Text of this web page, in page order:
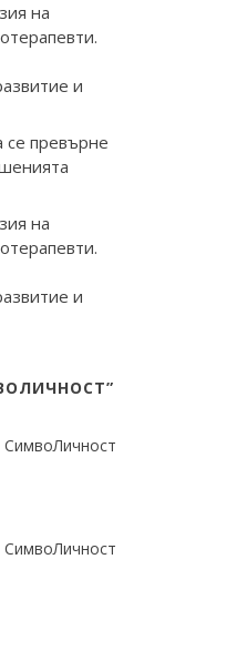
на
и
се превърне
на
и
СимвоЛичност
СимвоЛичност